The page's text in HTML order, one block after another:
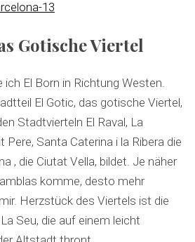
Gotische Viertel
El Born in Richtung Westen.
El Gotic, das gotische Viertel,
Stadtvierteln El Raval, La
Pere, Santa Caterina i la Ribera die
, die Ciutat Vella, bildet. Je näher
komme, desto mehr
Herzstück des Viertels ist die
Seu, die auf einem leicht